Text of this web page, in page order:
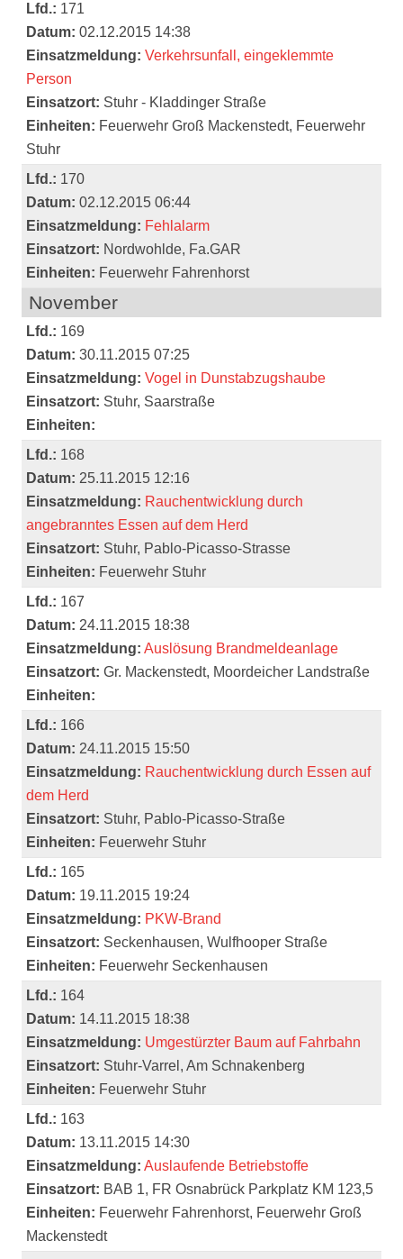
Lfd.: 171
Datum: 02.12.2015 14:38
Einsatzmeldung: Verkehrsunfall, eingeklemmte
Person
Einsatzort: Stuhr - Kladdinger Straße
Einheiten: Feuerwehr Groß Mackenstedt, Feuerwehr
Stuhr
Lfd.: 170
Datum: 02.12.2015 06:44
Einsatzmeldung: Fehlalarm
Einsatzort: Nordwohlde, Fa.GAR
Einheiten: Feuerwehr Fahrenhorst
November
Lfd.: 169
Datum: 30.11.2015 07:25
Einsatzmeldung: Vogel in Dunstabzugshaube
Einsatzort: Stuhr, Saarstraße
Einheiten:
Lfd.: 168
Datum: 25.11.2015 12:16
Einsatzmeldung: Rauchentwicklung durch
angebranntes Essen auf dem Herd
Einsatzort: Stuhr, Pablo-Picasso-Strasse
Einheiten: Feuerwehr Stuhr
Lfd.: 167
Datum: 24.11.2015 18:38
Einsatzmeldung: Auslösung Brandmeldeanlage
Einsatzort: Gr. Mackenstedt, Moordeicher Landstraße
Einheiten:
Lfd.: 166
Datum: 24.11.2015 15:50
Einsatzmeldung: Rauchentwicklung durch Essen auf
dem Herd
Einsatzort: Stuhr, Pablo-Picasso-Straße
Einheiten: Feuerwehr Stuhr
Lfd.: 165
Datum: 19.11.2015 19:24
Einsatzmeldung: PKW-Brand
Einsatzort: Seckenhausen, Wulfhooper Straße
Einheiten: Feuerwehr Seckenhausen
Lfd.: 164
Datum: 14.11.2015 18:38
Einsatzmeldung: Umgestürzter Baum auf Fahrbahn
Einsatzort: Stuhr-Varrel, Am Schnakenberg
Einheiten: Feuerwehr Stuhr
Lfd.: 163
Datum: 13.11.2015 14:30
Einsatzmeldung: Auslaufende Betriebstoffe
Einsatzort: BAB 1, FR Osnabrück Parkplatz KM 123,5
Einheiten: Feuerwehr Fahrenhorst, Feuerwehr Groß
Mackenstedt